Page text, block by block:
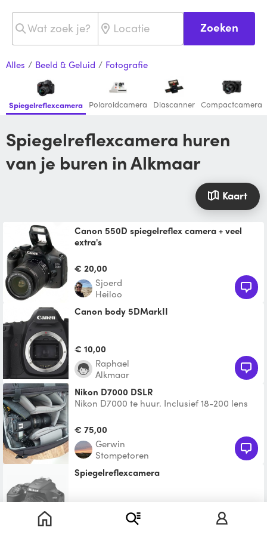
Zoeken
Alles / Beeld & Geluid / Fotografie
Spiegelreflexcamera Polaroidcamera Diascanner Compactcamera
Spiegelreflexcamera huren
van je buren in Alkmaar
Kaart
Canon 550D spiegelreflex camera + veel
extra's
reflex camera's met 2 lenzen: - EF-S 18-
55mm F/3.5-5.6 iS II -
€ 20,00
Sjoerd
Heiloo
Canon body 5DMarkII
€ 10,00
Raphael
Alkmaar
Nikon D7000 DSLR
Nikon D7000 te huur. Inclusief 18-200 lens
draagtas.
€ 75,00
Gerwin
Stompetoren
Spiegelreflexcamera